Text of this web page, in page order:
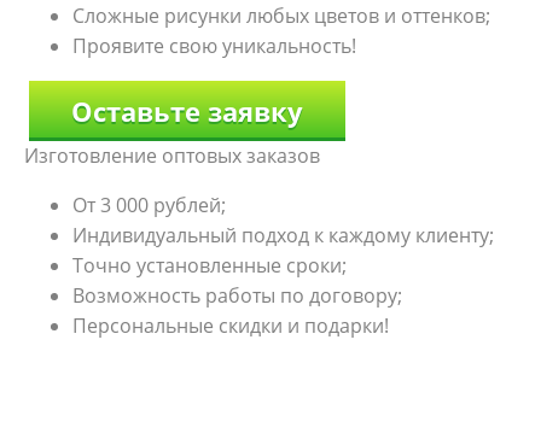
Сложные рисунки любых цветов и оттенков;
Проявите свою уникальность!
Оставьте заявку
Изготовление оптовых заказов
От 3 000 рублей;
Индивидуальный подход к каждому клиенту;
Точно установленные сроки;
Возможность работы по договору;
Персональные скидки и подарки!